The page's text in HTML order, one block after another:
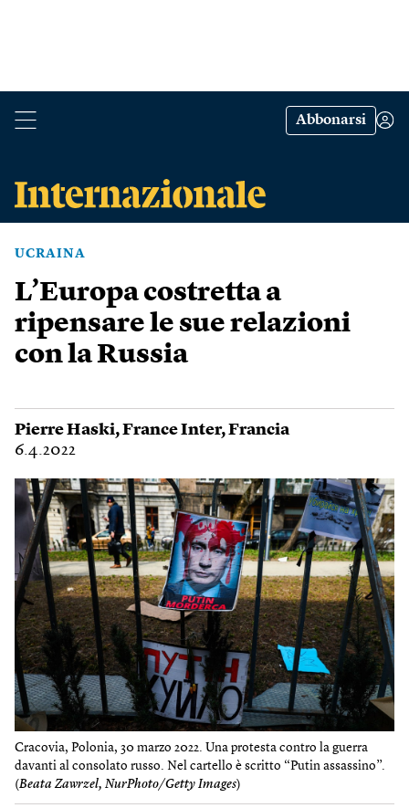
Abbonarsi
UCRAINA
L’Europa costretta a
ripensare le sue relazioni
con la Russia
Pierre Haski,France Inter,Francia
6.4.2022
Cracovia, Polonia, 30 marzo 2022. Una protesta contro la guerra
davanti al consolato russo. Nel cartello è scritto “Putin assassino”.
(Beata Zawrzel, NurPhoto/Getty Images)